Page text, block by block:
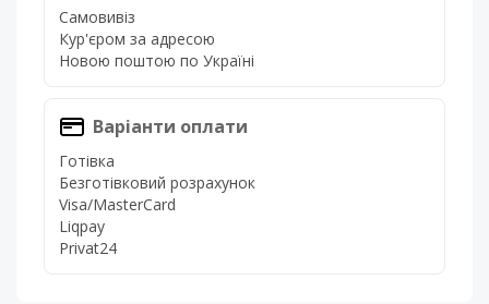
Самовивіз
Кур'єром за адресою
Новою поштою по Україні
Варіанти оплати
Готівка
Безготівковий розрахунок
Visa/MasterCard
Liqpay
Privat24